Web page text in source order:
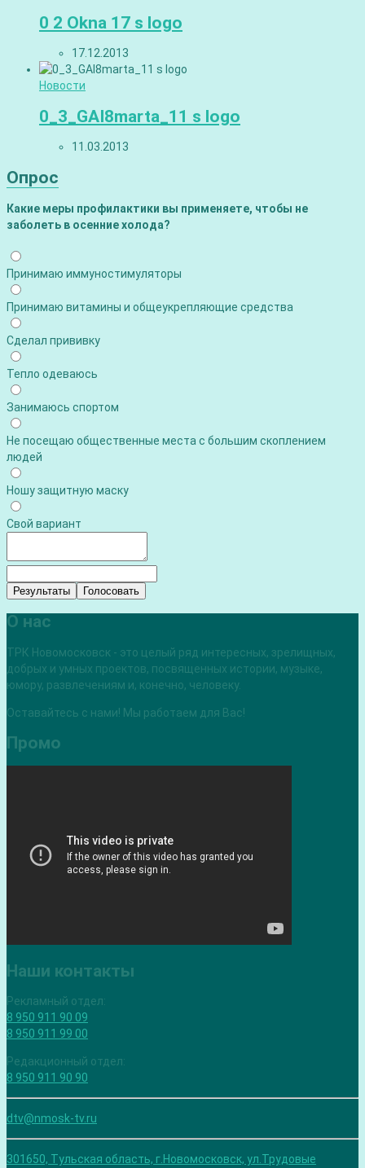
0 2 Okna 17 s logo
17.12.2013
Новости
0_3_GAI8marta_11 s logo
11.03.2013
Опрос
Какие меры профилактики вы применяете, чтобы не
заболеть в осенние холода?
Принимаю иммуностимуляторы
Принимаю витамины и общеукрепляющие средства
Сделал прививку
Тепло одеваюсь
Занимаюсь спортом
Не посещаю общественные места с большим скоплением
людей
Ношу защитную маску
Свой вариант
Результаты Голосовать
О нас
ТРК Новомосковск - это целый ряд интересных, зрелищных,
добрых и умных проектов, посвященных истории, музыке,
юмору, развлечениям и, конечно, человеку.
Оставайтесь с нами! Мы работаем для Вас!
Промо
Наши контакты
Рекламный отдел:
8 950 911 90 09
8 950 911 99 00
Редакционный отдел:
8 950 911 90 90
dtv@nmosk-tv.ru
301650, Тульская область, г.Новомосковск, ул.Трудовые